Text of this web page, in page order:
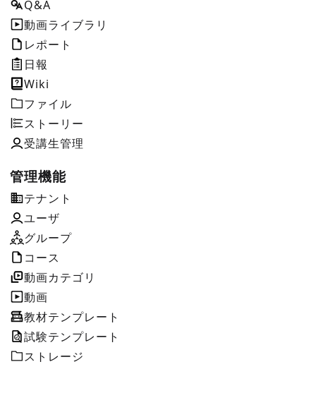
Q&A
動画ライブラリ
レポート
日報
Wiki
ファイル
ストーリー
受講生管理
管理機能
テナント
ユーザ
グループ
コース
動画カテゴリ
動画
教材テンプレート
試験テンプレート
ストレージ